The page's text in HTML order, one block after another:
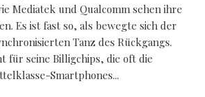
Mediatek und Qualcomm sehen ihre
Es ist fast so, als bewegte sich der
Tanz des Rückgangs.
für seine Billigchips, die oft die
Smartphones...